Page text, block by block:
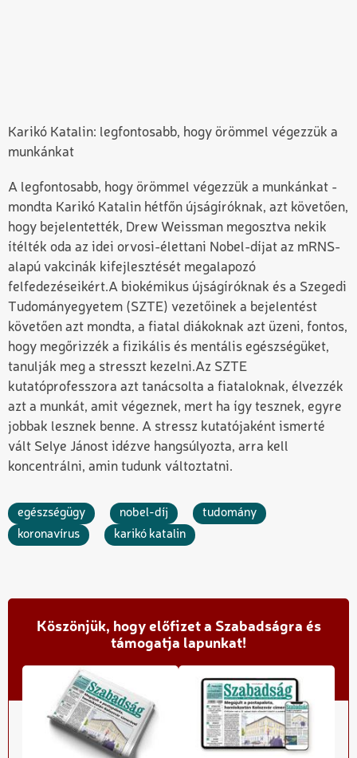
Karikó Katalin: legfontosabb, hogy örömmel végezzük a
munkánkat
A legfontosabb, hogy örömmel végezzük a munkánkat -
mondta Karikó Katalin hétfőn újságíróknak, azt követően,
hogy bejelentették, Drew Weissman megosztva nekik
ítélték oda az idei orvosi-élettani Nobel-díjat az mRNS-
alapú vakcinák kifejlesztését megalapozó
felfedezéseikért.A biokémikus újságíróknak és a Szegedi
Tudományegyetem (SZTE) vezetőinek a bejelentést
követően azt mondta, a fiatal diákoknak azt üzeni, fontos,
hogy megőrizzék a fizikális és mentális egészségüket,
tanulják meg a stresszt kezelni.Az SZTE
kutatóprofesszora azt tanácsolta a fiataloknak, élvezzék
azt a munkát, amit végeznek, mert ha így tesznek, egyre
jobbak lesznek benne. A stressz kutatójaként ismerté
vált Selye Jánost idézve hangsúlyozta, arra kell
koncentrálni, amin tudunk változtatni.
egészségügy nobel-díj
tudomány
koronavírus
karikó katalin
Köszönjük, hogy előfizet a Szabadságra és
támogatja lapunkat!